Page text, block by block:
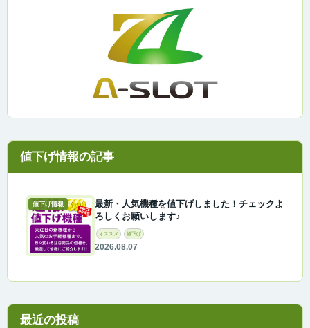
値下げ情報
最新・人気機種を値下げしました！チェックよ
ろしくお願いします♪
オススメ 値下げ
2026.08.07
最近の投稿